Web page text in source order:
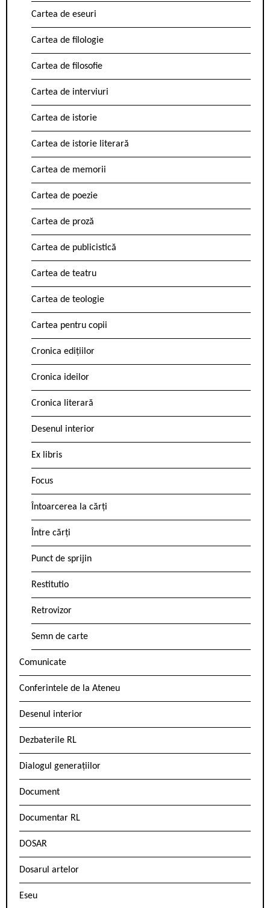
Cartea de eseuri
Cartea de filologie
Cartea de filosofie
Cartea de interviuri
Cartea de istorie
Cartea de istorie literară
Cartea de memorii
Cartea de poezie
Cartea de proză
Cartea de publicistică
Cartea de teatru
Cartea de teologie
Cartea pentru copii
Cronica edițiilor
Cronica ideilor
Cronica literară
Desenul interior
Ex libris
Focus
Întoarcerea la cărți
Între cărți
Punct de sprijin
Restitutio
Retrovizor
Semn de carte
Comunicate
Conferintele de la Ateneu
Desenul interior
Dezbaterile RL
Dialogul generațiilor
Document
Documentar RL
DOSAR
Dosarul artelor
Eseu